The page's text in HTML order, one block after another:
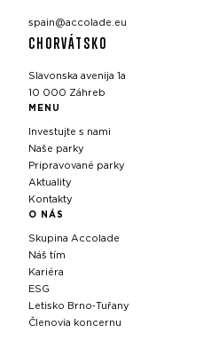
spain@accolade.eu
CHORVÁTSKO
Slavonska avenija 1a
10 000 Záhreb
MENU
Investujte s nami
Naše parky
Pripravované parky
Aktuality
Kontakty
O NÁS
Skupina Accolade
Náš tím
Kariéra
ESG
Letisko Brno‑Tuřany
Členovia koncernu